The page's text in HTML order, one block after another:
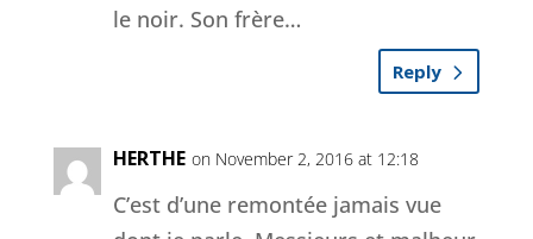
le noir. Son frère…
Reply
HERTHE on November 2, 2016 at 12:18
C’est d’une remontée jamais vue